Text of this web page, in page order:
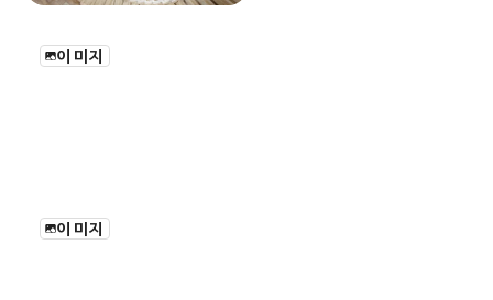
이미지
이미지